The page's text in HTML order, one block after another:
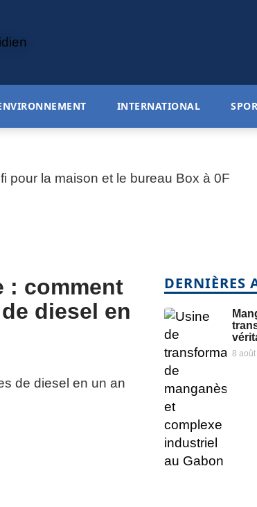
INTERNATIONAL
: comment
diesel en
DERNIÈRES
8